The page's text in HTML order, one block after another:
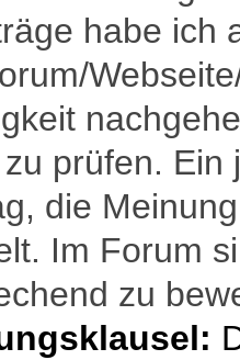
habe ich
prüfen.
die
Im Forum
zu